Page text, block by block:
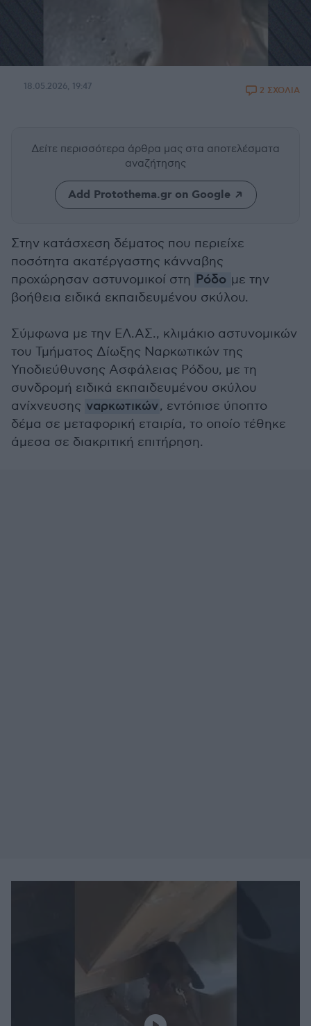
18.05.2026, 19:47 2 ΣΧΟΛΙΑ
Δείτε περισσότερα άρθρα μας στα αποτελέσματα
αναζήτησης
Add Protothema.gr on Google
Στην κατάσχεση δέματος που περιείχε
ποσότητα ακατέργαστης κάνναβης
προχώρησαν αστυνομικοί στη Ρόδο με την
βοήθεια ειδικά εκπαιδευμένου σκύλου.
Σύμφωνα με την ΕΛ.ΑΣ., κλιμάκιο αστυνομικών
του Τμήματος Δίωξης Ναρκωτικών της
Υποδιεύθυνσης Ασφάλειας Ρόδου, με τη
συνδρομή ειδικά εκπαιδευμένου σκύλου
ανίχνευσης ναρκωτικών, εντόπισε ύποπτο
δέμα σε μεταφορική εταιρία, το οποίο τέθηκε
άμεσα σε διακριτική επιτήρηση.